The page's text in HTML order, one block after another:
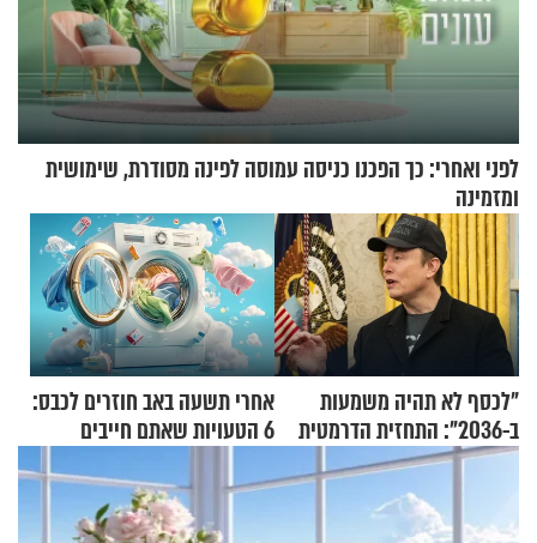
לפני ואחרי: כך הפכנו כניסה עמוסה לפינה מסודרת, שימושית
ומזמינה
"לכסף לא תהיה משמעות
ב-2036": התחזית הדרמטית
של אילון מאסק על עתיד
אחרי תשעה באב חוזרים לכבס:
6 הטעויות שאתם חייבים